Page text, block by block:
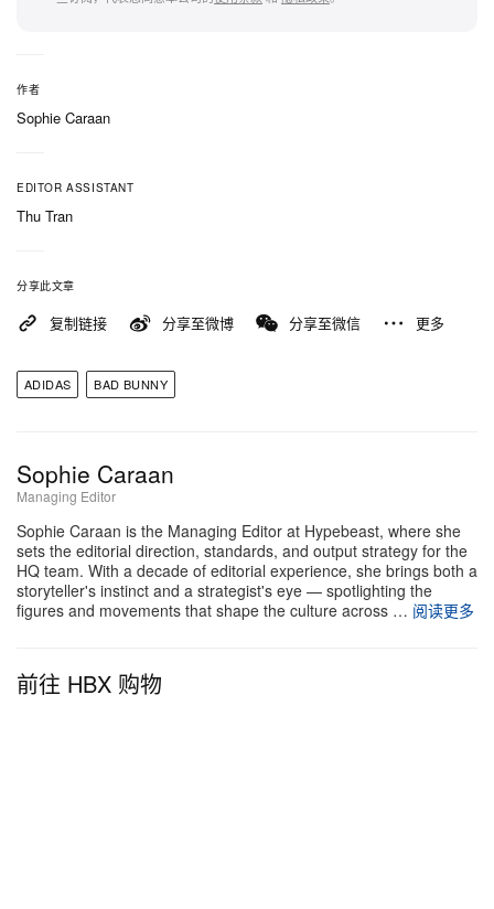
作者
Sophie Caraan
EDITOR ASSISTANT
Thu Tran
分享此文章
复制链接 分享至微博 分享至微信 更多
ADIDAS BAD BUNNY
Sophie Caraan
Managing Editor
Sophie Caraan is the Managing Editor at Hypebeast, where she
sets the editorial direction, standards, and output strategy for the
HQ team. With a decade of editorial experience, she brings both a
storyteller's instinct and a strategist's eye — spotlighting the
figures and movements that shape the culture across … 阅读更多
前往 HBX 购物